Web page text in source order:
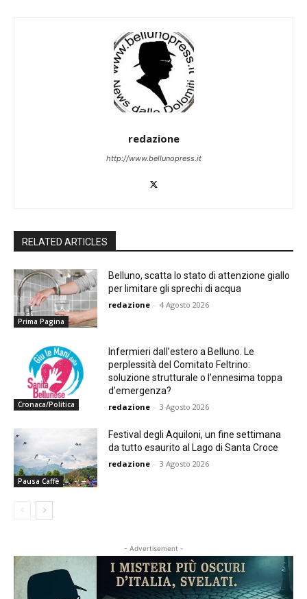
redazione
http://www.bellunopress.it
RELATED ARTICLES
Prima Pagina
Belluno, scatta lo stato di attenzione giallo
per limitare gli sprechi di acqua
redazione - 4 Agosto 2026
Cronaca/Politica
Infermieri dall’estero a Belluno. Le
perplessità del Comitato Feltrino:
soluzione strutturale o l’ennesima toppa
d’emergenza?
redazione - 3 Agosto 2026
Pausa Caffè
Festival degli Aquiloni, un fine settimana
da tutto esaurito al Lago di Santa Croce
redazione - 3 Agosto 2026
- Advertisement -